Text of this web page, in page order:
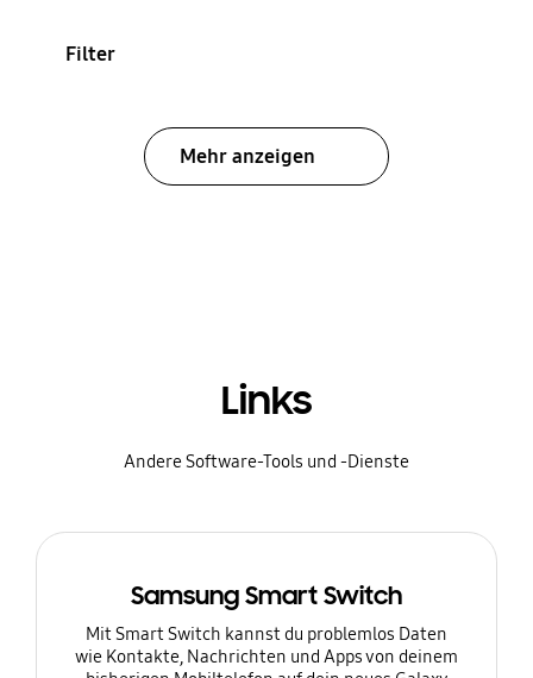
Filter
Mehr anzeigen
Links
Andere Software-Tools und -Dienste
Samsung Smart Switch
Mit Smart Switch kannst du problemlos Daten
wie Kontakte, Nachrichten und Apps von deinem